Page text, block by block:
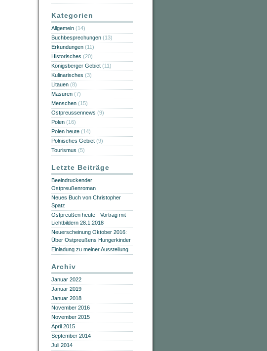
Kategorien
Allgemein (14)
Buchbesprechungen (13)
Erkundungen (11)
Historisches (20)
Königsberger Gebiet (11)
Kulinarisches (3)
Litauen (8)
Masuren (7)
Menschen (15)
Ostpreussennews (9)
Polen (16)
Polen heute (14)
Polnisches Gebiet (9)
Tourismus (5)
Letzte Beiträge
Beeindruckender
Ostpreußenroman
Neues Buch von Christopher
Spatz
Ostpreußen heute - Vortrag mit
Lichtbildern 28.1.2018
Neuerscheinung Oktober 2016:
Über Ostpreußens Hungerkinder
Einladung zu meiner Ausstellung
Archiv
Januar 2022
Januar 2019
Januar 2018
November 2016
November 2015
April 2015
September 2014
Juli 2014